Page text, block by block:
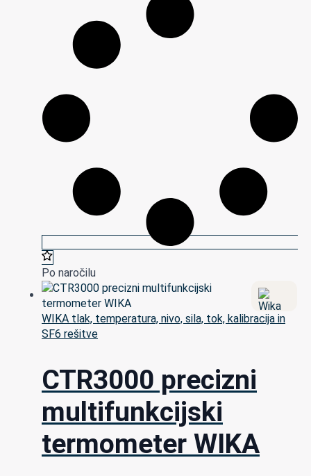
Po naročilu
WIKA tlak, temperatura, nivo, sila, tok, kalibracija in
SF6 rešitve
CTR3000 precizni
multifunkcijski
termometer WIKA